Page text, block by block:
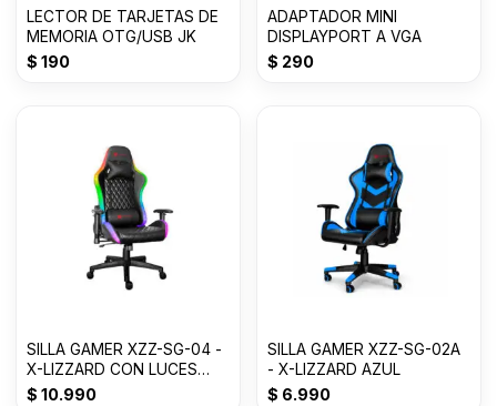
LECTOR DE TARJETAS DE
MEMORIA OTG/USB JK
$ 190
ADAPTADOR MINI
DISPLAYPORT A VGA
$ 290
SILLA GAMER XZZ-SG-04 -
X-LIZZARD CON LUCES
RBG
$ 10.990
SILLA GAMER XZZ-SG-02A
- X-LIZZARD AZUL
$ 6.990